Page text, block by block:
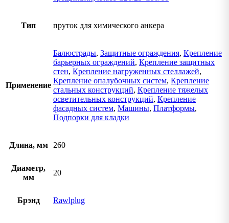
Тип пруток для химического анкера
Применение
Балюстрады, Защитные ограждения, Крепление
барьерных ограждений, Крепление защитных
стен, Крепление нагруженных стеллажей,
Крепление опалубочных систем, Крепление
стальных конструкций, Крепление тяжелых
осветительных конструкций, Крепление
фасадных систем, Машины, Платформы,
Подпорки для кладки
Длина, мм 260
Диаметр,
мм
20
Брэнд Rawlplug